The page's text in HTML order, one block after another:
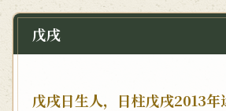
戊戌
戊戌日生人，日柱戊戌2013年